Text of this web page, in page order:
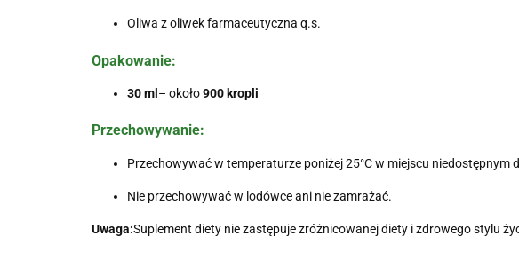
Oliwa z oliwek farmaceutyczna q.s.
Opakowanie:
30 ml – około900 kropli
Przechowywanie:
Przechowywać w temperaturze poniżej 25°C w miejscu niedostępnym
Nie przechowywać w lodówce ani nie zamrażać.
Uwaga:Suplement diety nie zastępuje zróżnicowanej diety i zdrowego stylu